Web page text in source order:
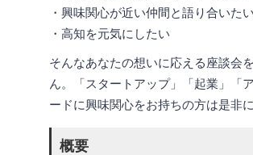
・興味関心が近い仲間と語り合いたい
・高知を元気にしたい
そんなあなたの想いに応える座談会
ん。「スタートアップ」「起業」「
ードに興味関心をお持ちの方は是非
概要